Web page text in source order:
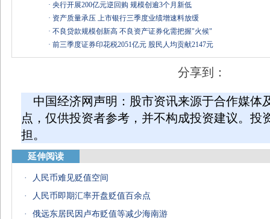
· 央行开展200亿元逆回购 规模创逾3个月新低
· 资产质量承压 上市银行三季度业绩增速料放缓
· 不良贷款规模创新高 不良资产证券化需把握"火候"
· 前三季度证券印花税2051亿元 股民人均贡献2147元
分享到：
中国经济网声明：股市资讯来源于合作媒体
点，仅供投资者参考，并不构成投资建议。投
担。
延伸阅读
·
人民币难见贬值空间
·
人民币即期汇率开盘贬值百余点
·
俄远东居民因卢布贬值等减少海南游